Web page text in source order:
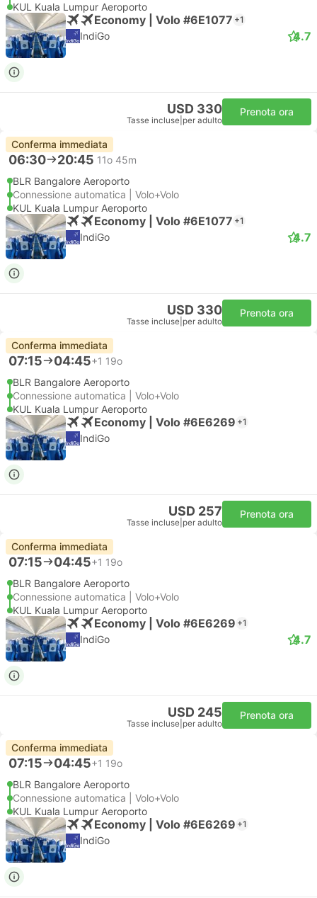
KUL Kuala Lumpur Aeroporto
Economy | Volo #6E1077 +1
IndiGo 4.7
USD 330
Tasse incluse per adulto
Prenota ora
Conferma immediata
06:30 20:45 11o 45m
BLR Bangalore Aeroporto
Connessione automatica | Volo+Volo
KUL Kuala Lumpur Aeroporto
Economy | Volo #6E1077 +1
IndiGo 4.7
USD 330
Tasse incluse per adulto
Prenota ora
Conferma immediata
07:15 04:45+1 19o
BLR Bangalore Aeroporto
Connessione automatica | Volo+Volo
KUL Kuala Lumpur Aeroporto
Economy | Volo #6E6269 +1
IndiGo
USD 257
Tasse incluse per adulto
Prenota ora
Conferma immediata
07:15 04:45+1 19o
BLR Bangalore Aeroporto
Connessione automatica | Volo+Volo
KUL Kuala Lumpur Aeroporto
Economy | Volo #6E6269 +1
IndiGo 4.7
USD 245
Tasse incluse per adulto
Prenota ora
Conferma immediata
07:15 04:45+1 19o
BLR Bangalore Aeroporto
Connessione automatica | Volo+Volo
KUL Kuala Lumpur Aeroporto
Economy | Volo #6E6269 +1
IndiGo